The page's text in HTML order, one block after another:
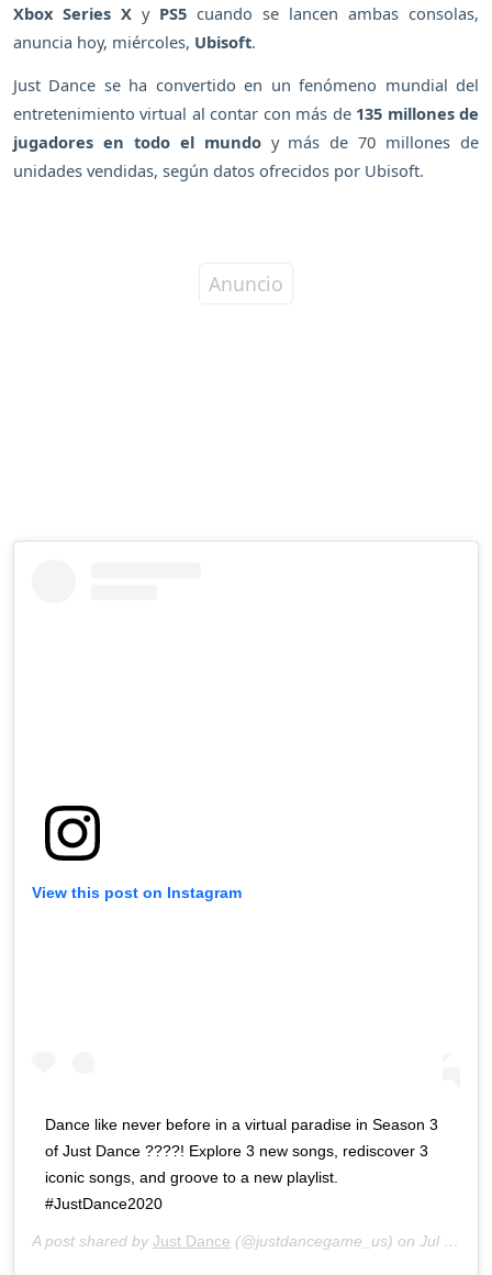
Xbox Series X y PS5 cuando se lancen ambas consolas,
anuncia hoy, miércoles, Ubisoft.
Just Dance se ha convertido en un fenómeno mundial del
entretenimiento virtual al contar con más de 135 millones de
jugadores en todo el mundoy más de 70 millones de
unidades vendidas, según datos ofrecidos por Ubisoft.
View this post on Instagram
Dance like never before in a virtual paradise in Season 3
of Just Dance ????! Explore 3 new songs, rediscover 3
iconic songs, and groove to a new playlist.
#JustDance2020
A post shared by Just Dance (@justdancegame_us) on Jul 12, 2020 at 12:55pm PDT